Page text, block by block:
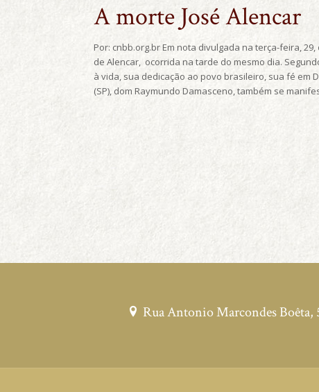
A morte José Alencar
Por: cnbb.org.br Em nota divulgada na terça-feira,
de Alencar, ocorrida na tarde do mesmo dia.
à vida, sua dedicação ao povo brasileiro, sua fé em
(SP), dom Raymundo Damasceno, também se
Rua Antonio Marcondes Boêta,